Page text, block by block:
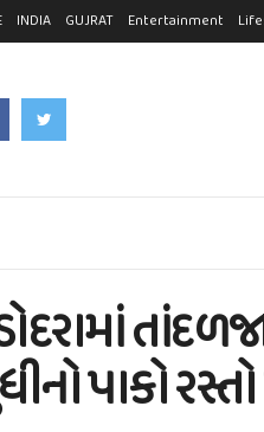
INDIA GUJRAT Entertainment
પાકો